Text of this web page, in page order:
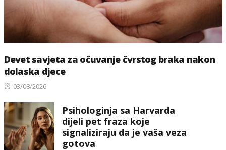
Devet savjeta za očuvanje čvrstog braka nakon
dolaska djece
Posted
03/08/2026
Psihologinja sa Harvarda
dijeli pet fraza koje
signaliziraju da je vaša veza
gotova